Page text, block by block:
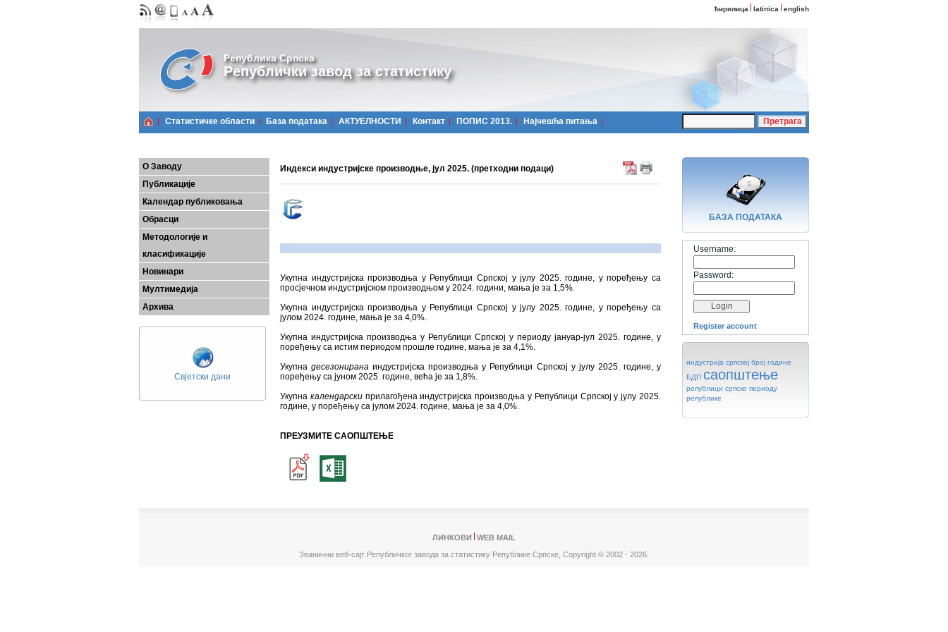
ћирилица latinica english
Република Српска
Републички завод за статистику
Статистичке области Базa података АКТУЕЛНОСТИ Контакт ПОПИС 2013. Најчешћa питања
О Заводу
Публикације
Календар публиковања
Обрасци
Методологије и
класификације
Новинари
Мултимедија
Архива
Свјетски дани
Индекси индустријске производње, јул 2025. (претходни подаци)
Укупна индустријска производња у Републици Српској у јулу 2025. године, у поређењу са
просјечном индустријском производњом у 2024. години, мања је за 1,5%.
Укупна индустријска производња у Републици Српској у јулу 2025. године, у поређењу са
јулом 2024. године, мања је за 4,0%.
Укупна индустријска производња у Републици Српској у периоду јануар-јул 2025. године, у
поређењу са истим периодом прошле године, мања је за 4,1%.
Укупна десезониранаиндустријска производња у Републици Српској у јулу 2025. године, у
поређењу са јуном 2025. године, већа је за 1,8%.
Укупна календарски прилагођена индустријска производња у Републици Српској у јулу 2025.
године, у поређењу са јулом 2024. године, мања је за 4,0%.
ПРЕУЗМИТЕ САОПШТЕЊЕ
БАЗA ПОДАТАКА
Username:
Password:
Register account
индустрија српској број године
БДП саопштење
републици српске периоду
републике
ЛИНКОВИ
WEB MAIL
Званични веб-сајт Републичког завода за статистику Републике Српске, Copyright © 2002 - 2026.